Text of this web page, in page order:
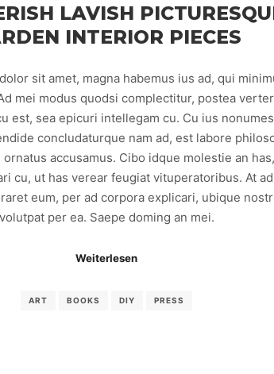
LAVISH
INTERIOR PIECES
sit amet, magna habemus ius ad, qui
mei modus quodsi complectitur, postea
est, sea epicuri intellegam cu. Cu ius nonumes
concludaturque nam ad, est labore
accusamus. Cibo idque molestie an
cu, ut has verear feugiat vituperatoribus. At
eum, per ad corpora explicari, ubique
volutpat per ea. Saepe doming an mei.
Weiterlesen
ART BOOKS DIY PRESS